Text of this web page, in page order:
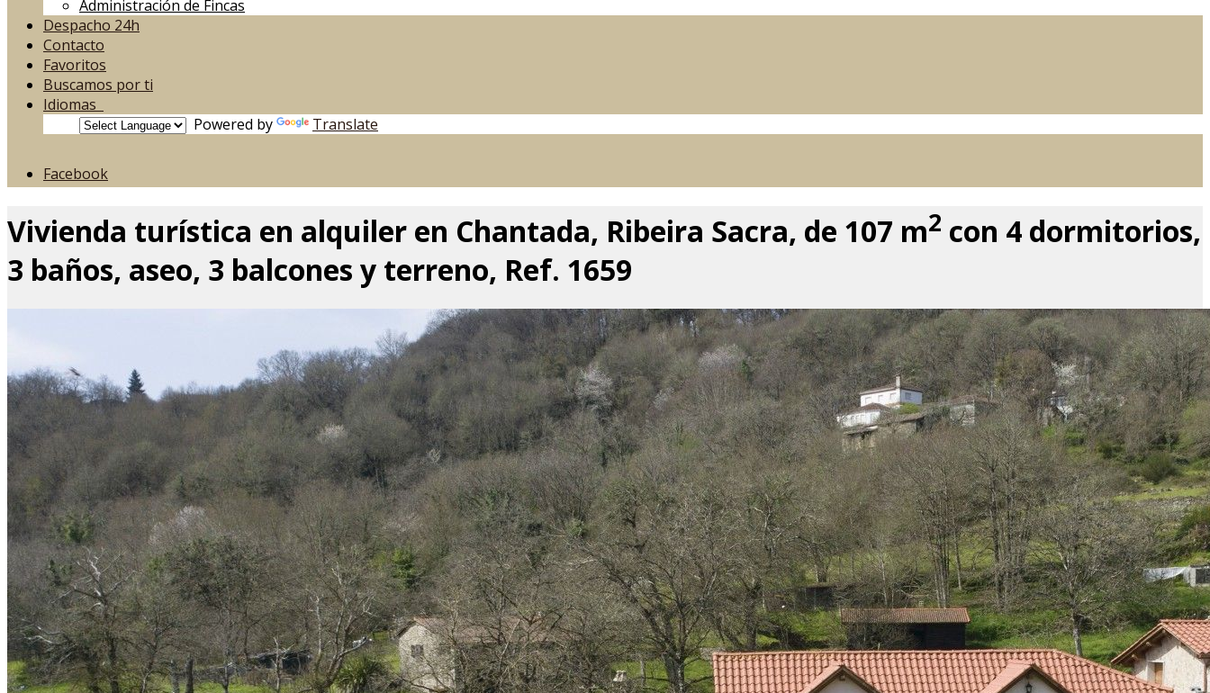
Administración de Fincas
Despacho 24h
Contacto
Favoritos
Buscamos por ti
Idiomas
Powered by
Translate
Facebook
Vivienda turística en alquiler en Chantada, Ribeira Sacra, de 107 m2 con 4 dormitorios,
3 baños, aseo, 3 balcones y terreno, Ref. 1659